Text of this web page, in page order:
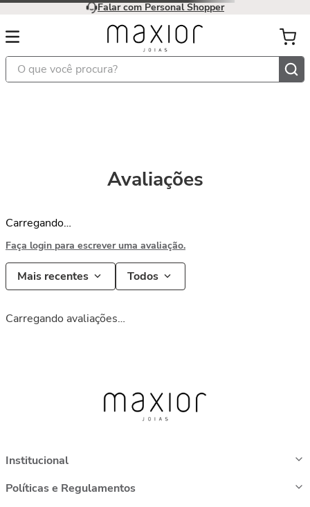
Falar com Personal Shopper
O que você procura?
Avaliações
Carregando…
Faça login para escrever uma avaliação.
Mais recentes Todos
Carregando avaliações…
Institucional
Políticas e Regulamentos